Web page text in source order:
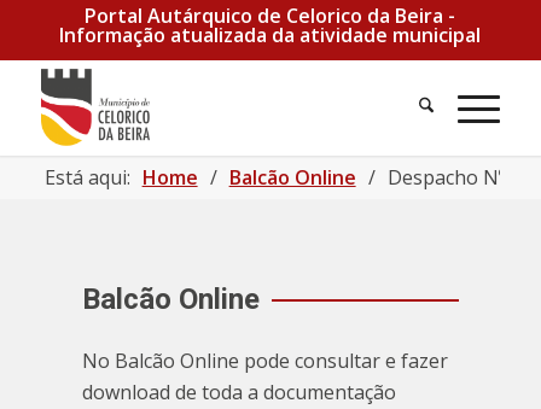
Portal Autárquico de Celorico da Beira -
Informação atualizada da atividade municipal
Está aqui: Home / Balcão Online / Despacho Nº4/
Balcão Online
No Balcão Online pode consultar e fazer
download de toda a documentação